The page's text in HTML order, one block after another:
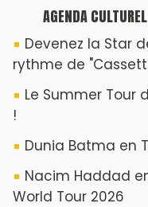
AGENDA CULTUREL
Devenez la Star
rythme de
Le Summer Tour
!
Dunia Batma en
Nacim Haddad
World Tour 2026